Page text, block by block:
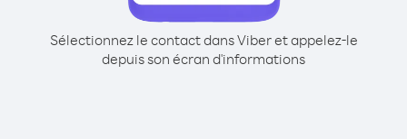
Sélectionnez le contact dans Viber et appelez-le
depuis son écran d'informations